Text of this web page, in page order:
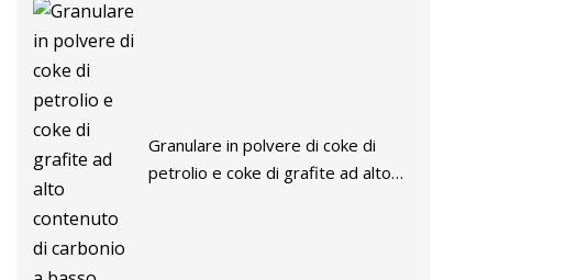
Granulare in polvere di coke di
petrolio e coke di grafite ad alto